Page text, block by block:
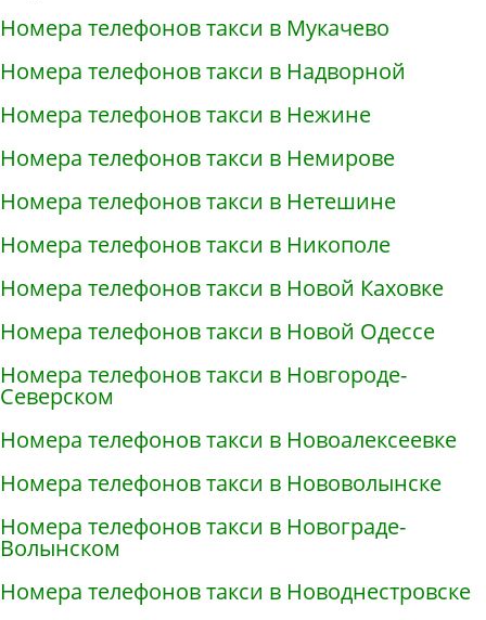
Номера телефонов такси в Мукачево
Номера телефонов такси в Надворной
Номера телефонов такси в Нежине
Номера телефонов такси в Немирове
Номера телефонов такси в Нетешине
Номера телефонов такси в Никополе
Номера телефонов такси в Новой Каховке
Номера телефонов такси в Новой Одессе
Номера телефонов такси в Новгороде-
Северском
Номера телефонов такси в Новоалексеевке
Номера телефонов такси в Нововолынске
Номера телефонов такси в Новограде-
Волынском
Номера телефонов такси в Новоднестровске